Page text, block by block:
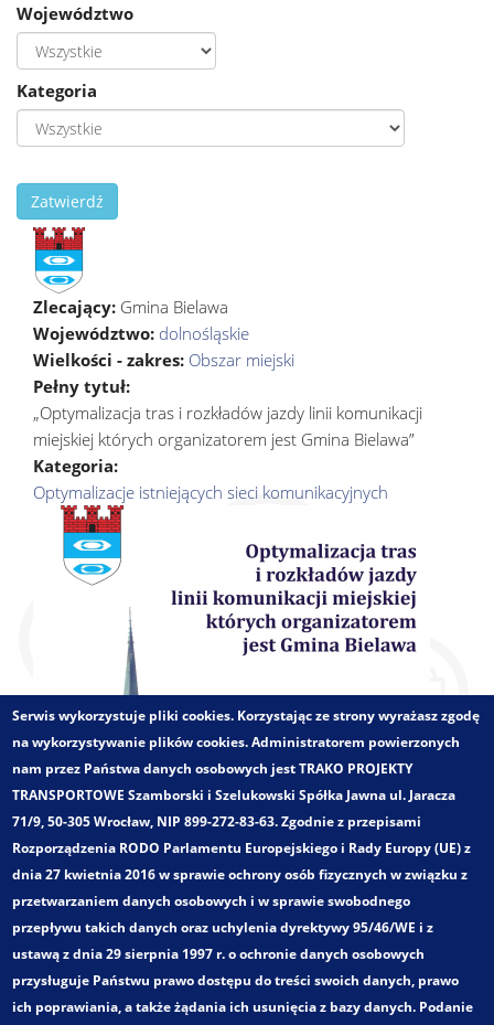
Województwo
Kategoria
Zatwierdź
Zlecający: Gmina Bielawa
Województwo: dolnośląskie
Wielkości - zakres: Obszar miejski
Pełny tytuł:
„Optymalizacja tras i rozkładów jazdy linii komunikacji
miejskiej których organizatorem jest Gmina Bielawa”
Kategoria:
Optymalizacje istniejących sieci komunikacyjnych
Serwis wykorzystuje pliki cookies. Korzystając ze strony wyrażasz zgodę
na wykorzystywanie plików cookies. Administratorem powierzonych
nam przez Państwa danych osobowych jest TRAKO PROJEKTY
TRANSPORTOWE Szamborski i Szelukowski Spółka Jawna ul. Jaracza
71/9, 50-305 Wrocław, NIP 899-272-83-63. Zgodnie z przepisami
Rozporządzenia RODO Parlamentu Europejskiego i Rady Europy (UE) z
dnia 27 kwietnia 2016 w sprawie ochrony osób fizycznych w związku z
przetwarzaniem danych osobowych i w sprawie swobodnego
przepływu takich danych oraz uchylenia dyrektywy 95/46/WE i z
ustawą z dnia 29 sierpnia 1997 r. o ochronie danych osobowych
przysługuje Państwu prawo dostępu do treści swoich danych, prawo
ich poprawiania, a także żądania ich usunięcia z bazy danych. Podanie